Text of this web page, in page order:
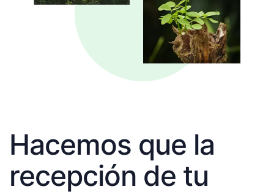
Hacemos que la
recepción de tu